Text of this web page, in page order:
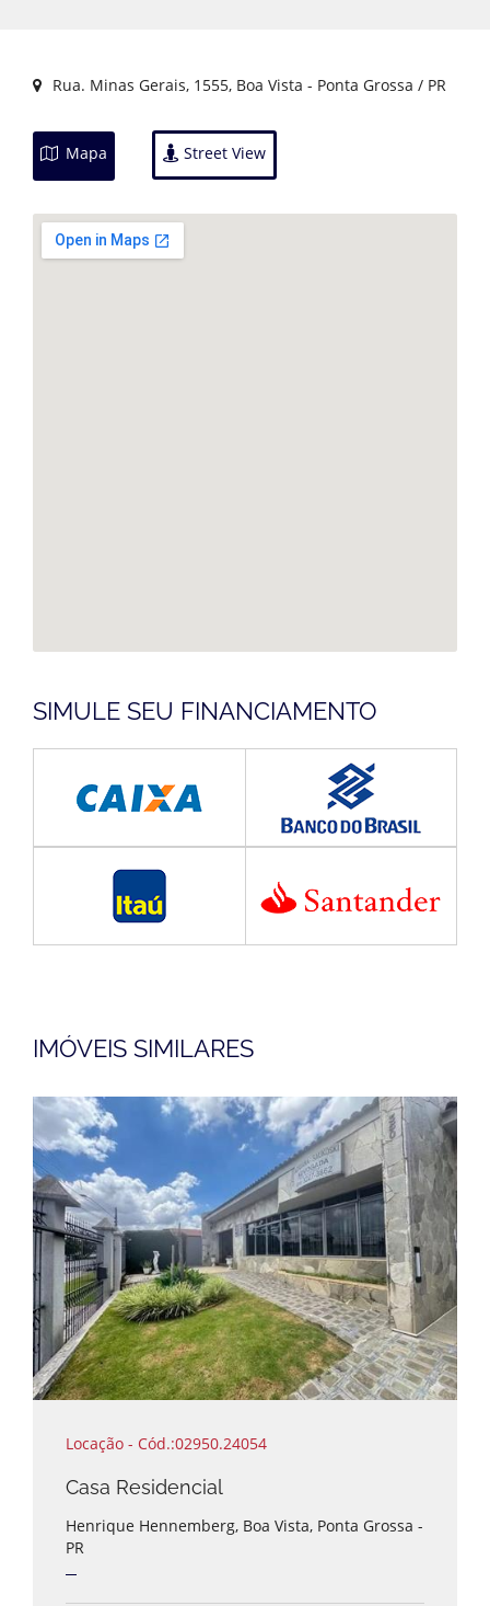
Rua. Minas Gerais, 1555, Boa Vista - Ponta Grossa / PR
Mapa Street View
SIMULE SEU FINANCIAMENTO
IMÓVEIS SIMILARES
Locação - Cód.:02950.24054
Casa Residencial
Henrique Hennemberg, Boa Vista, Ponta Grossa -
PR